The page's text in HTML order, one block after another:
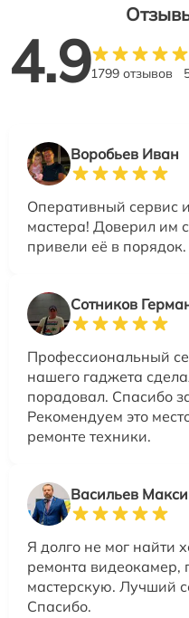
4.91799 отзывов
Воробьев Иван
Оперативный сервис
мастера! Доверил им
привели её в
Сотников
Профессиональный
нашего гаджета
порадовал. Спасибо
Рекомендуем это
ремонте техники.
Васильев
Я долго не мог найти
ремонта видеокамер,
мастерскую. Лучший
Спасибо.